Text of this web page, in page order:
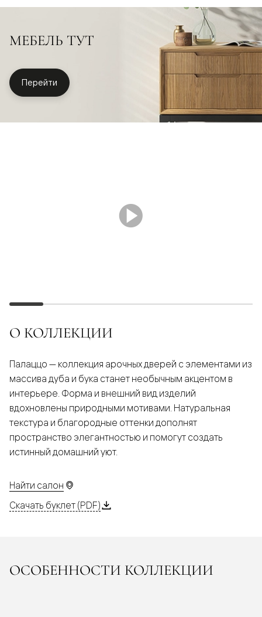
МЕБЕЛЬ ТУТ
Перейти
О КОЛЛЕКЦИИ
Палаццо — коллекция арочных дверей с элементами из
массива дуба и бука станет необычным акцентом в
интерьере. Форма и внешний вид изделий
вдохновлены природными мотивами. Натуральная
текстура и благородные оттенки дополнят
пространство элегантностью и помогут создать
истинный домашний уют.
Найти салон
Скачать буклет (PDF)
ОСОБЕННОСТИ КОЛЛЕКЦИИ